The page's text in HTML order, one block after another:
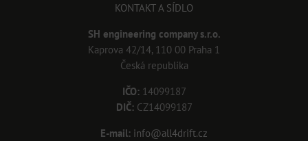
KONTAKT A SÍDLO
SH engineering company s.r.o.
Kaprova 42/14, 110 00 Praha 1
Česká republika
IČO:14099187
DIČ:CZ14099187
E-mail: info@all4drift.cz